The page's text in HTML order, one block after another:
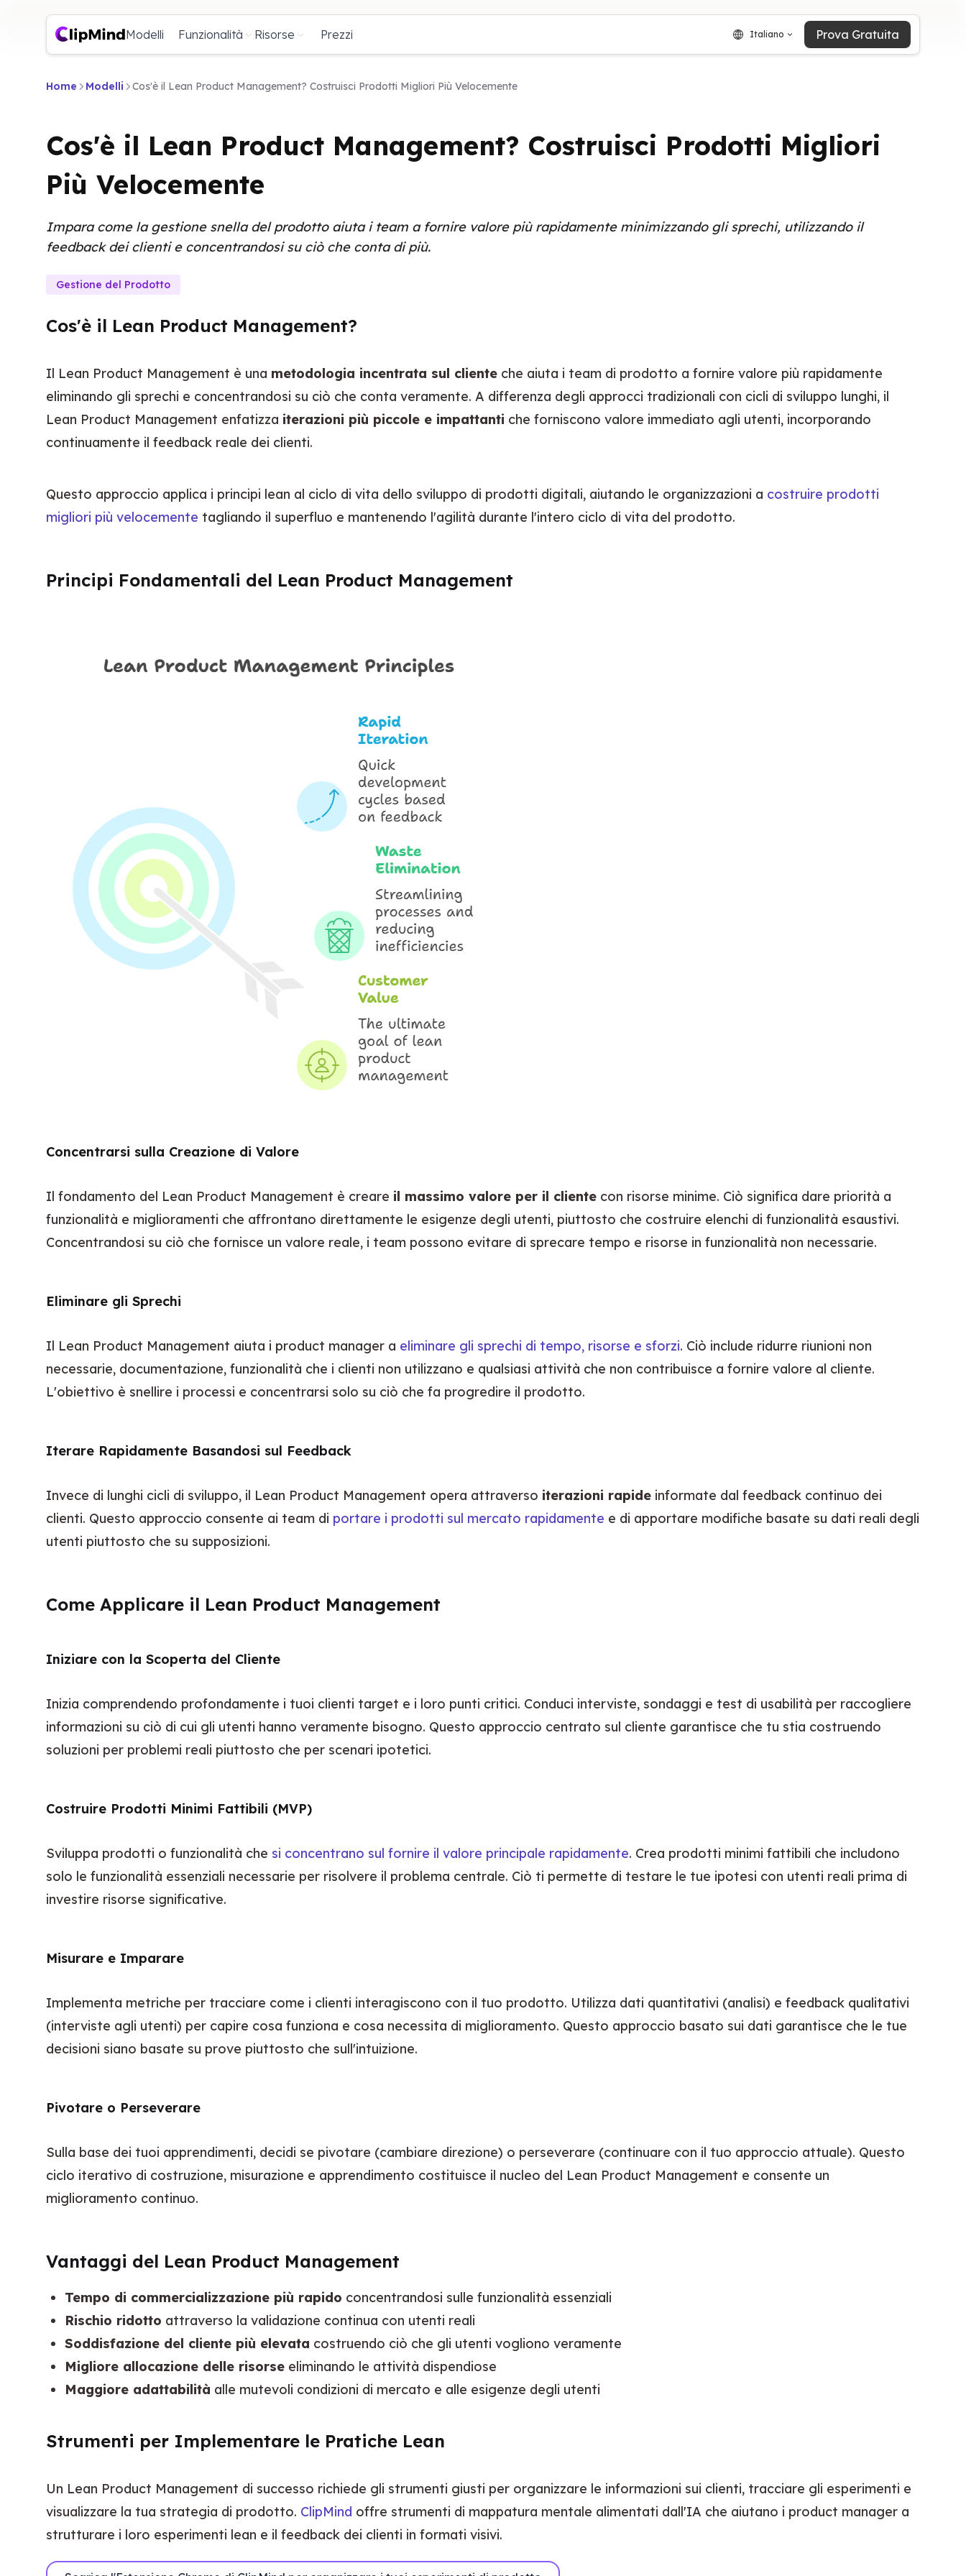
Modelli Funzionalità Risorse Prezzi Italiano Prova Gratuita
Home Modelli Cos'è il Lean Product Management? Costruisci Prodotti Migliori Più Velocemente
Cos'è il Lean Product Management? Costruisci Prodotti Migliori
Più Velocemente
Impara come la gestione snella del prodotto aiuta i team a fornire valore più rapidamente minimizzando gli sprechi, utilizzando il
feedback dei clienti e concentrandosi su ciò che conta di più.
Gestione del Prodotto
Cos'è il Lean Product Management?
Il Lean Product Management è una metodologia incentrata sul cliente che aiuta i team di prodotto a fornire valore più rapidamente
eliminando gli sprechi e concentrandosi su ciò che conta veramente. A differenza degli approcci tradizionali con cicli di sviluppo lunghi, il
Lean Product Management enfatizza iterazioni più piccole e impattanti che forniscono valore immediato agli utenti, incorporando
continuamente il feedback reale dei clienti.
Questo approccio applica i principi lean al ciclo di vita dello sviluppo di prodotti digitali, aiutando le organizzazioni a costruire prodotti
migliori più velocemente tagliando il superfluo e mantenendo l'agilità durante l'intero ciclo di vita del prodotto.
Principi Fondamentali del Lean Product Management
Concentrarsi sulla Creazione di Valore
Il fondamento del Lean Product Management è creare il massimo valore per il cliente con risorse minime. Ciò significa dare priorità a
funzionalità e miglioramenti che affrontano direttamente le esigenze degli utenti, piuttosto che costruire elenchi di funzionalità esaustivi.
Concentrandosi su ciò che fornisce un valore reale, i team possono evitare di sprecare tempo e risorse in funzionalità non necessarie.
Eliminare gli Sprechi
Il Lean Product Management aiuta i product manager a eliminare gli sprechi di tempo, risorse e sforzi. Ciò include ridurre riunioni non
necessarie, documentazione, funzionalità che i clienti non utilizzano e qualsiasi attività che non contribuisce a fornire valore al cliente.
L'obiettivo è snellire i processi e concentrarsi solo su ciò che fa progredire il prodotto.
Iterare Rapidamente Basandosi sul Feedback
Invece di lunghi cicli di sviluppo, il Lean Product Management opera attraverso iterazioni rapide informate dal feedback continuo dei
clienti. Questo approccio consente ai team di portare i prodotti sul mercato rapidamente e di apportare modifiche basate su dati reali degli
utenti piuttosto che su supposizioni.
Come Applicare il Lean Product Management
Iniziare con la Scoperta del Cliente
Inizia comprendendo profondamente i tuoi clienti target e i loro punti critici. Conduci interviste, sondaggi e test di usabilità per raccogliere
informazioni su ciò di cui gli utenti hanno veramente bisogno. Questo approccio centrato sul cliente garantisce che tu stia costruendo
soluzioni per problemi reali piuttosto che per scenari ipotetici.
Costruire Prodotti Minimi Fattibili (MVP)
Sviluppa prodotti o funzionalità che si concentrano sul fornire il valore principale rapidamente. Crea prodotti minimi fattibili che includono
solo le funzionalità essenziali necessarie per risolvere il problema centrale. Ciò ti permette di testare le tue ipotesi con utenti reali prima di
investire risorse significative.
Misurare e Imparare
Implementa metriche per tracciare come i clienti interagiscono con il tuo prodotto. Utilizza dati quantitativi (analisi) e feedback qualitativi
(interviste agli utenti) per capire cosa funziona e cosa necessita di miglioramento. Questo approccio basato sui dati garantisce che le tue
decisioni siano basate su prove piuttosto che sull'intuizione.
Pivotare o Perseverare
Sulla base dei tuoi apprendimenti, decidi se pivotare (cambiare direzione) o perseverare (continuare con il tuo approccio attuale). Questo
ciclo iterativo di costruzione, misurazione e apprendimento costituisce il nucleo del Lean Product Management e consente un
miglioramento continuo.
Vantaggi del Lean Product Management
Tempo di commercializzazione più rapido concentrandosi sulle funzionalità essenziali
Rischio ridotto attraverso la validazione continua con utenti reali
Soddisfazione del cliente più elevata costruendo ciò che gli utenti vogliono veramente
Migliore allocazione delle risorse eliminando le attività dispendiose
Maggiore adattabilità alle mutevoli condizioni di mercato e alle esigenze degli utenti
Strumenti per Implementare le Pratiche Lean
Un Lean Product Management di successo richiede gli strumenti giusti per organizzare le informazioni sui clienti, tracciare gli esperimenti e
visualizzare la tua strategia di prodotto. ClipMind offre strumenti di mappatura mentale alimentati dall'IA che aiutano i product manager a
strutturare i loro esperimenti lean e il feedback dei clienti in formati visivi.